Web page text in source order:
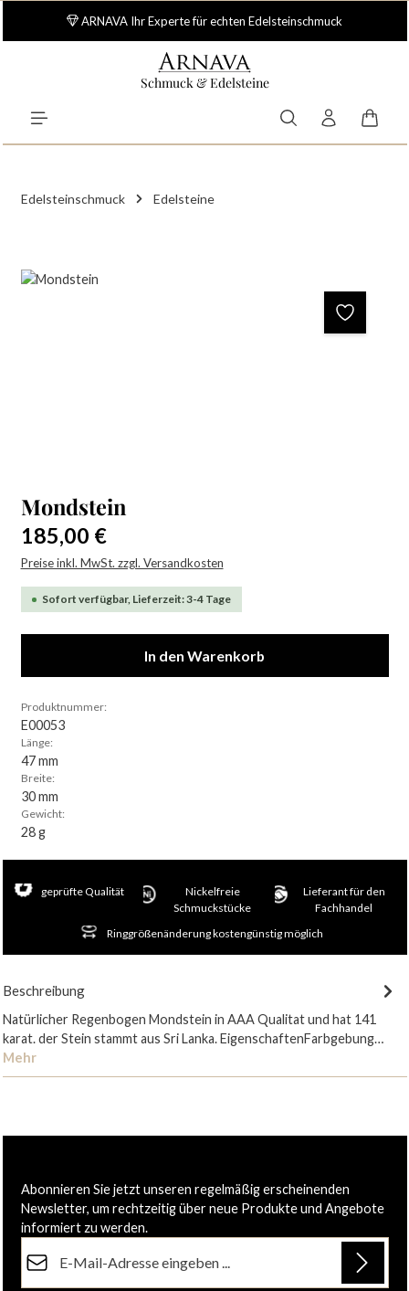
Zum Hauptinhalt springen
ARNAVA Ihr Experte für echten Edelsteinschmuck
Schmuck & Edelsteine
Edelsteinschmuck Edelsteine
Bildergalerie überspringen
Mondstein
Regulärer Preis:
185,00 €
Preise inkl. MwSt. zzgl. Versandkosten
Sofort verfügbar, Lieferzeit: 3-4 Tage
In den Warenkorb
Produktnummer:
E00053
Länge:
47 mm
Breite:
30 mm
Gewicht:
28 g
geprüfte Qualität
Nickelfreie
Schmuckstücke
Lieferant für den
Fachhandel
Ringgrößenänderung kostengünstig möglich
Beschreibung
Natürlicher Regenbogen Mondstein in AAA Qualitat und hat 141
karat. der Stein stammt aus Sri Lanka. EigenschaftenFarbgebung…
Mehr
Abonnieren Sie jetzt unseren regelmäßig erscheinenden
Newsletter, um rechtzeitig über neue Produkte und Angebote
informiert zu werden.